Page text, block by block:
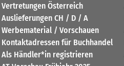
Vertretungen Österreich
Auslieferungen CH / D / A
Werbematerial / Vorschauen
Kontaktadressen für Buchhandel
Als Händler*in registrieren